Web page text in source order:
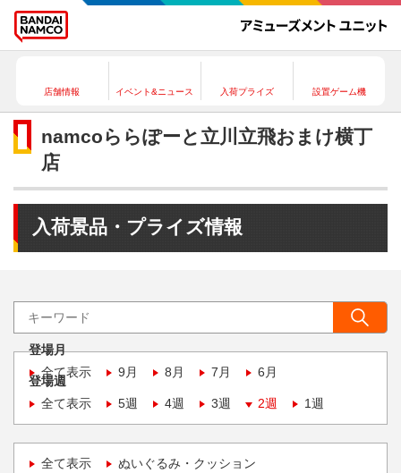
店舗情報 イベント&ニュース 入荷プライズ 設置ゲーム機
namcoららぽーと立川立飛おまけ横丁
店
入荷景品・プライズ情報
登場月
全て表示
9月 8月 7月 6月
登場週
全て表示
5週 4週 3週 2週 1週
全て表示 ぬいぐるみ・クッション